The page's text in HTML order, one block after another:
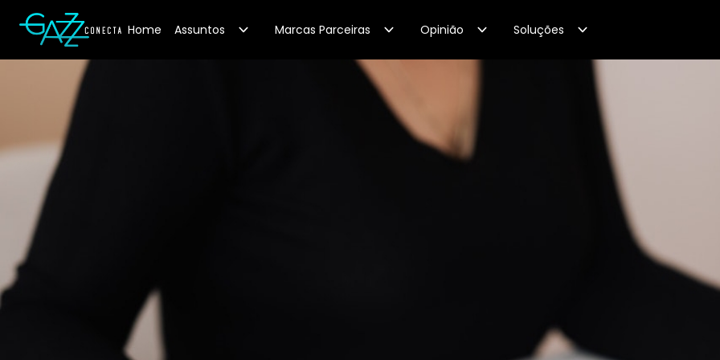
Your Company Home Assuntos Marcas Parceiras Opinião Soluções